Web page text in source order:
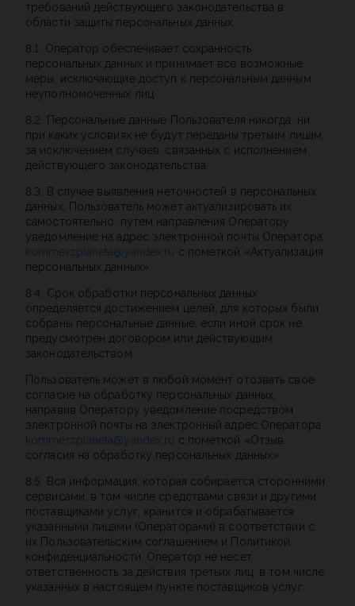
требований действующего законодательства в
области защиты персональных данных.
8.1. Оператор обеспечивает сохранность
персональных данных и принимает все возможные
меры, исключающие доступ к персональным данным
неуполномоченных лиц.
8.2. Персональные данные Пользователя никогда, ни
при каких условиях не будут переданы третьим лицам,
за исключением случаев, связанных с исполнением
действующего законодательства.
8.3. В случае выявления неточностей в персональных
данных, Пользователь может актуализировать их
самостоятельно, путем направления Оператору
уведомление на адрес электронной почты Оператора
kommerzplaneta@yandex.ru с пометкой «Актуализация
персональных данных».
8.4. Срок обработки персональных данных
определяется достижением целей, для которых были
собраны персональные данные, если иной срок не
предусмотрен договором или действующим
законодательством.
Пользователь может в любой момент отозвать свое
согласие на обработку персональных данных,
направив Оператору уведомление посредством
электронной почты на электронный адрес Оператора
kommerzplaneta@yandex.ru с пометкой «Отзыв
согласия на обработку персональных данных».
8.5. Вся информация, которая собирается сторонними
сервисами, в том числе средствами связи и другими
поставщиками услуг, хранится и обрабатывается
указанными лицами (Операторами) в соответствии с
их Пользовательским соглашением и Политикой
конфиденциальности. Оператор не несет
ответственность за действия третьих лиц, в том числе
указанных в настоящем пункте поставщиков услуг.